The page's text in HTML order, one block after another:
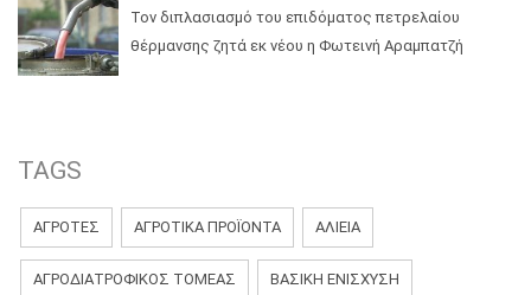
Τον διπλασιασμό του επιδόματος πετρελαίου
θέρμανσης ζητά εκ νέου η Φωτεινή Αραμπατζή
TAGS
ΑΓΡΟΤΕΣ ΑΓΡΟΤΙΚΑ ΠΡΟΪΟΝΤΑ ΑΛΙΕΙΑ
ΑΓΡΟΔΙΑΤΡΟΦΙΚΌΣ ΤΟΜΈΑΣ ΒΑΣΙΚΗ ΕΝΙΣΧΥΣΗ